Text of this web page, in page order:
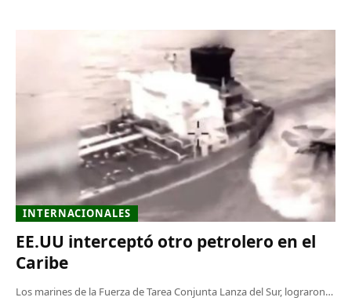
INTERNACIONALES
EE.UU interceptó otro petrolero en el
Caribe
Los marines de la Fuerza de Tarea Conjunta Lanza del Sur, lograron…